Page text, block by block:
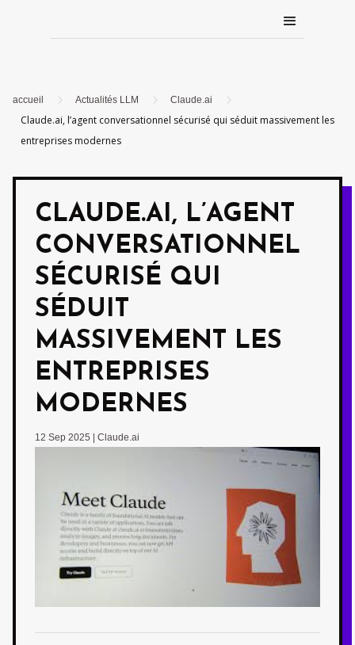
accueil 5 Actualités LLM 5 Claude.ai 5
Claude.ai, l’agent conversationnel sécurisé qui séduit massivement les
entreprises modernes
CLAUDE.AI, L’AGENT
CONVERSATIONNEL
SÉCURISÉ QUI
SÉDUIT
MASSIVEMENT LES
ENTREPRISES
MODERNES
12 Sep 2025 Claude.ai